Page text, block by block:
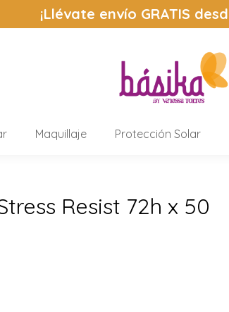
¡Llévate envío GRATIS
Maquillaje Protección Solar
Resist 72h x 50